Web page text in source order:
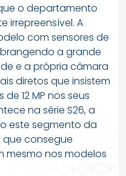
o departamento
irrepreensível. A
com sensores de
a grande
e a própria câmara
diretos que insistem
12 MP nos seus
na série S26, a
este segmento da
consegue
mesmo nos modelos